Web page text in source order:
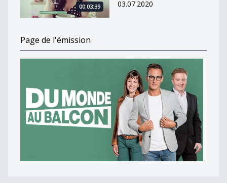
00:03:39
03.07.2020
Page de l'émission